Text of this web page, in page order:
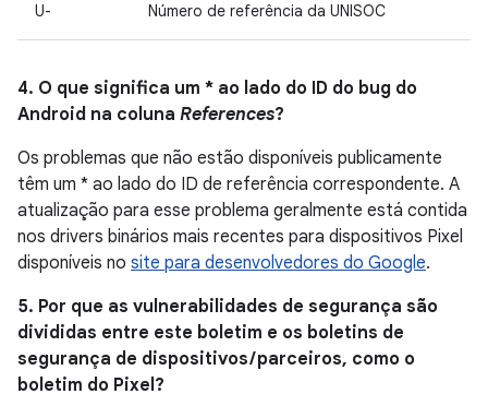
U- Número de referência da UNISOC
4. O que significa um * ao lado do ID do bug do
Android na coluna References?
Os problemas que não estão disponíveis publicamente
têm um * ao lado do ID de referência correspondente. A
atualização para esse problema geralmente está contida
nos drivers binários mais recentes para dispositivos Pixel
disponíveis no site para desenvolvedores do Google.
5. Por que as vulnerabilidades de segurança são
divididas entre este boletim e os boletins de
segurança de dispositivos / parceiros, como o
boletim do Pixel?